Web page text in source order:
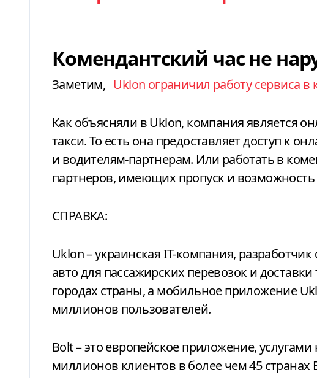
Комендантский час не
Заметим, Uklon ограничил работу сервиса в
Как объясняли в Uklon, компания является
такси. То есть она предоставляет доступ к
и водителям-партнерам. Или работать в
партнеров, имеющих пропуск и
СПРАВКА:
Uklon – украинская IT-компания,
авто для пассажирских перевозок и
городах страны, а мобильное приложение
миллионов пользователей.
Bolt – это европейское приложение, услугами
миллионов клиентов в более чем 45